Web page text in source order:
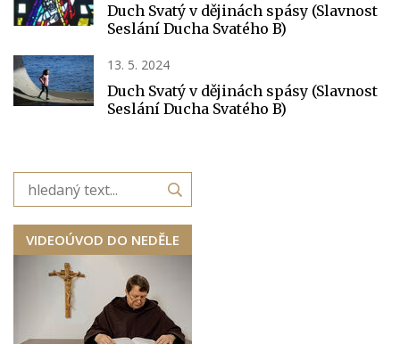
Duch Svatý v dějinách spásy (Slavnost
Seslání Ducha Svatého B)
13. 5. 2024
Duch Svatý v dějinách spásy (Slavnost
Seslání Ducha Svatého B)
VIDEOÚVOD DO NEDĚLE